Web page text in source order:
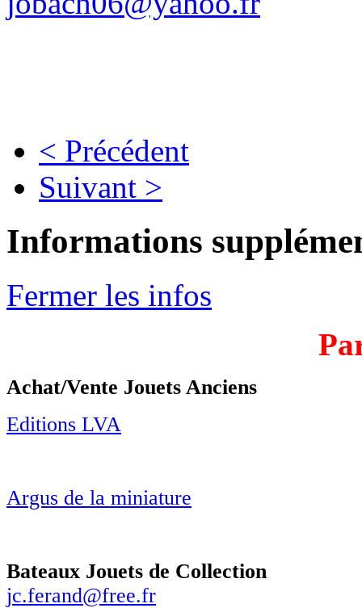
< Précédent
Suivant >
Informations
Fermer les infos
Achat/Vente Jouets Anciens
Editions LVA
Argus de la miniature
Bateaux Jouets de Collection
jc.ferand@free.fr